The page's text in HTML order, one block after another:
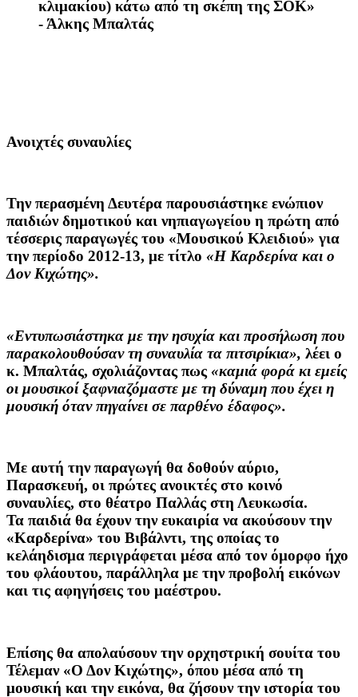
κλιμακίου) κάτω από τη σκέπη της ΣΟΚ»
- Άλκης Μπαλτάς
Ανοιχτές συναυλίες
Την περασμένη Δευτέρα παρουσιάστηκε ενώπιον
παιδιών δημοτικού και νηπιαγωγείου η πρώτη από
τέσσερις παραγωγές του «Μουσικού Κλειδιού» για
την περίοδο 2012-13, με τίτλο «Η Καρδερίνα και ο
Δον Κιχώτης».
«Εντυπωσιάστηκα με την ησυχία και προσήλωση που
παρακολουθούσαν τη συναυλία τα πιτσιρίκια», λέει ο
κ. Μπαλτάς, σχολιάζοντας πως «καμιά φορά κι εμείς
οι μουσικοί ξαφνιαζόμαστε με τη δύναμη που έχει η
μουσική όταν πηγαίνει σε παρθένο έδαφος».
Με αυτή την παραγωγή θα δοθούν αύριο,
Παρασκευή, οι πρώτες ανοικτές στο κοινό
συναυλίες, στο θέατρο Παλλάς στη Λευκωσία.
Τα παιδιά θα έχουν την ευκαιρία να ακούσουν την
«Καρδερίνα» του Βιβάλντι, της οποίας το
κελάηδισμα περιγράφεται μέσα από τον όμορφο ήχο
του φλάουτου, παράλληλα με την προβολή εικόνων
και τις αφηγήσεις του μαέστρου.
Επίσης θα απολαύσουν την ορχηστρική σουίτα του
Τέλεμαν «Ο Δον Κιχώτης», όπου μέσα από τη
μουσική και την εικόνα, θα ζήσουν την ιστορία του